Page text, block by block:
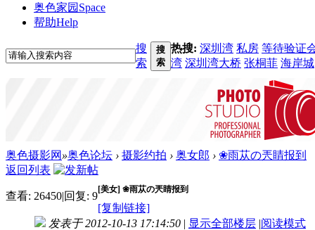
奥色家园 Space
帮助Help
搜
索
搜
索
热搜: 深圳湾 私房 等待验证
湾 深圳湾大桥 张桐菲 海岸城
奥色摄影网 »奥色论坛 › 摄影约拍 › 奥女郎 › ❀雨苁の兲睛报到
返回列表
查看: 26450|回复: 9
[美女] ❀雨苁の兲睛报到
[复制链接]
发表于 2012-10-13 17:14:50 | 显示全部楼层 |阅读模式